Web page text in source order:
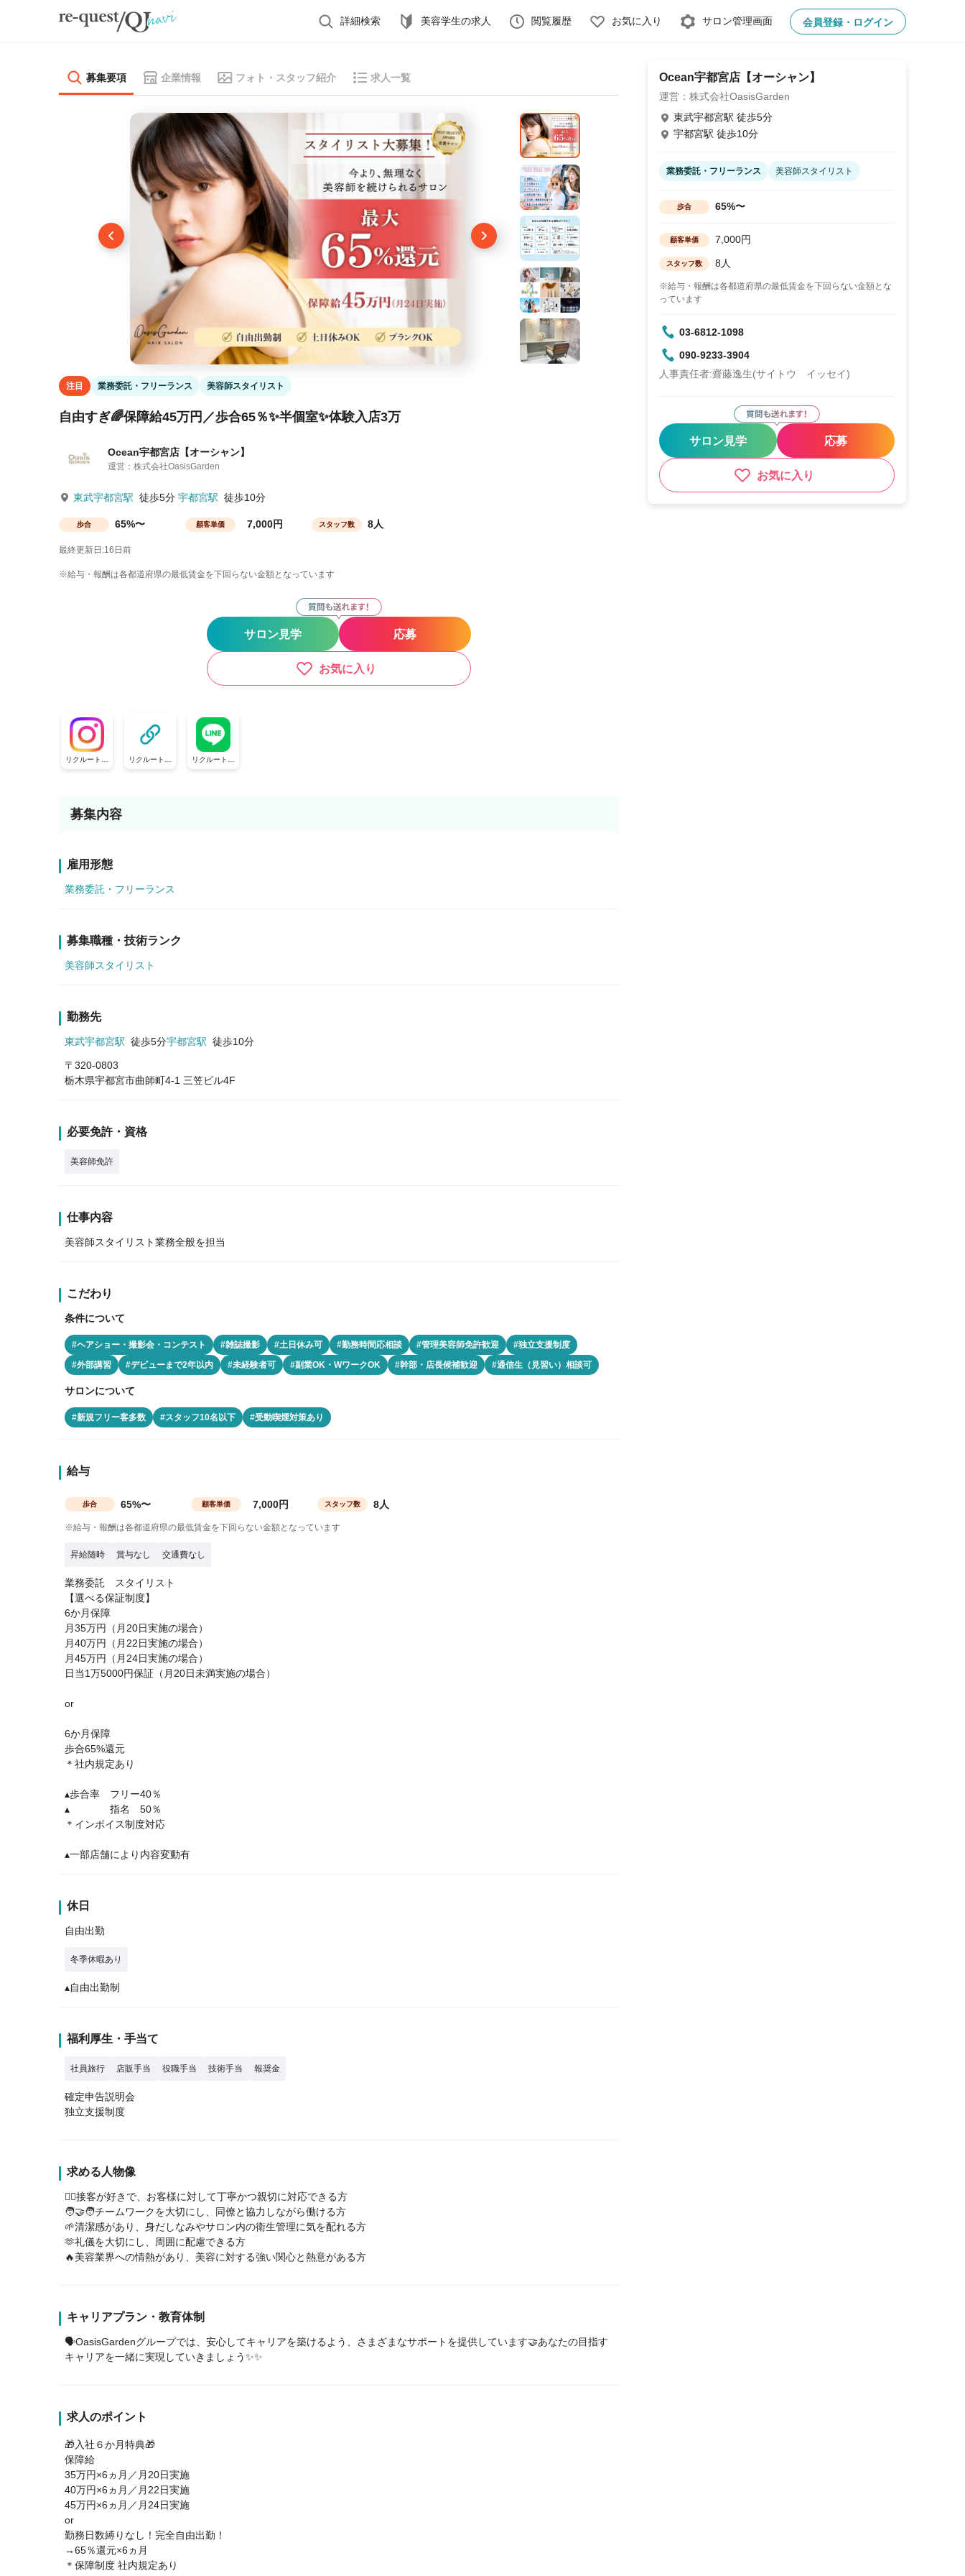
詳細検索 美容学生の求人 閲覧履歴 お気に入り サロン管理画面 会員登録・ログイン
募集要項 企業情報 フォト・スタッフ紹介 求人一覧
注目 業務委託・フリーランス 美容師スタイリスト
自由すぎ🌈保障給45万円／歩合65％✨半個室✨体験入店3万
Ocean宇都宮店【オーシャン】
運営：株式会社OasisGarden
東武宇都宮駅 徒歩5分 宇都宮駅 徒歩10分
歩合 65%〜 顧客単価 7,000円 スタッフ数 8人
最終更新日:16日前
※給与・報酬は各都道府県の最低賃金を下回らない金額となっています
サロン見学 応募
お気に入り
リクルート公
式Instagram
リクルート公
式TikTok
リクルート公
式LINE
募集内容
雇用形態
業務委託・フリーランス
募集職種・技術ランク
美容師スタイリスト
勤務先
東武宇都宮駅 徒歩5分宇都宮駅 徒歩10分
〒320-0803
栃木県宇都宮市曲師町4-1 三笠ビル4F
必要免許・資格
美容師免許
仕事内容
美容師スタイリスト業務全般を担当
こだわり
条件について
#ヘアショー・撮影会・コンテスト #雑誌撮影 #土日休み可 #勤務時間応相談 #管理美容師免許歓迎
#独立支援制度
#外部講習
#デビューまで2年以内 #未経験者可 #副業OK・WワークOK #幹部・店長候補歓迎 #通信生（見習い）相談可
サロンについて
#新規フリー客多数 #スタッフ10名以下 #受動喫煙対策あり
給与
歩合 65%〜 顧客単価 7,000円 スタッフ数 8人
※給与・報酬は各都道府県の最低賃金を下回らない金額となっています
昇給随時 賞与なし 交通費なし
業務委託 スタイリスト
【選べる保証制度】
6か月保障
月35万円（月20日実施の場合）
月40万円（月22日実施の場合）
月45万円（月24日実施の場合）
日当1万5000円保証（月20日未満実施の場合）
or
6か月保障
歩合65%還元
＊社内規定あり
▴歩合率 フリー40％
▴ 指名 50％
＊インボイス制度対応
▴一部店舗により内容変動有
休日
自由出勤
冬季休暇あり
▴自由出勤制
福利厚生・手当て
社員旅行 店販手当 役職手当 技術手当 報奨金
確定申告説明会
独立支援制度
求める人物像
💇‍♀️接客が好きで、お客様に対して丁寧かつ親切に対応できる方
🧑‍🤝‍🧑チームワークを大切にし、同僚と協力しながら働ける方
🌱清潔感があり、身だしなみやサロン内の衛生管理に気を配れる方
🫶礼儀を大切にし、周囲に配慮できる方
🔥美容業界への情熱があり、美容に対する強い関心と熱意がある方
キャリアプラン・教育体制
🗣️OasisGardenグループでは、安心してキャリアを築けるよう、さまざまなサポートを提供しています🤝あなたの目指す
キャリアを一緒に実現していきましょう✨✨
求人のポイント
🎁入社６か月特典🎁
保障給
35万円×6ヵ月／月20日実施
40万円×6ヵ月／月22日実施
45万円×6ヵ月／月24日実施
or
勤務日数縛りなし！完全自由出勤！
→65％還元×6ヵ月
＊保障制度 社内規定あり
Ocean宇都宮店【オーシャン】
運営：株式会社OasisGarden
東武宇都宮駅 徒歩5分
宇都宮駅 徒歩10分
業務委託・フリーランス 美容師スタイリスト
歩合 65%〜
顧客単価 7,000円
スタッフ数 8人
※給与・報酬は各都道府県の最低賃金を下回らない金額とな
っています
03-6812-1098
090-9233-3904
人事責任者:齋藤逸生(サイトウ イッセイ)
サロン見学 応募
お気に入り